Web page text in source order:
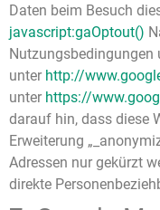
Daten beim Besuch
javascript:gaOptout()
Nutzungsbedingungen
unter http://
unter https://
darauf hin, dass diese
Erweiterung
Adressen nur gekürzt
direkte